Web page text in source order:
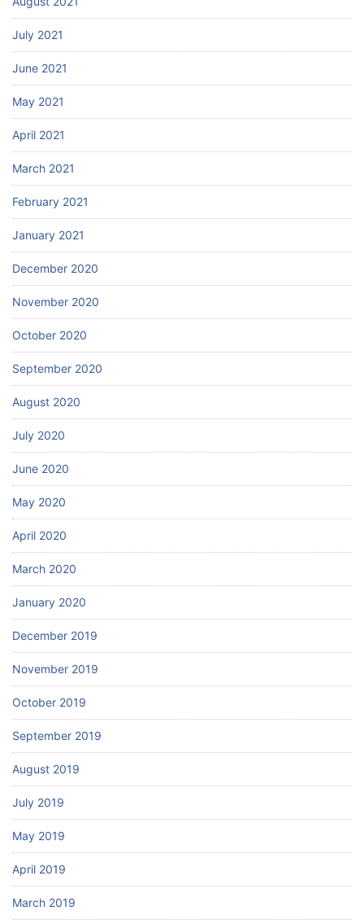
July 2021
June 2021
May 2021
April 2021
March 2021
February 2021
January 2021
December 2020
November 2020
October 2020
September 2020
August 2020
July 2020
June 2020
May 2020
April 2020
March 2020
January 2020
December 2019
November 2019
October 2019
September 2019
August 2019
July 2019
May 2019
April 2019
March 2019